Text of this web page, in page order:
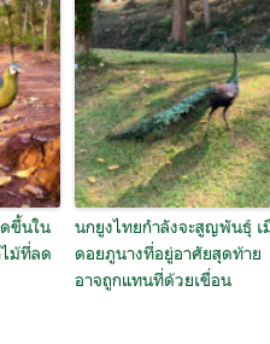
ขึ้นใน
ม้ที่ลด
นกยูงไทยกำลังจะสูญพันธุ์ เ
ดอยภูนางที่อยู่อาศัยสุดท้าย
อาจถูกแทนที่ด้วยเขื่อน